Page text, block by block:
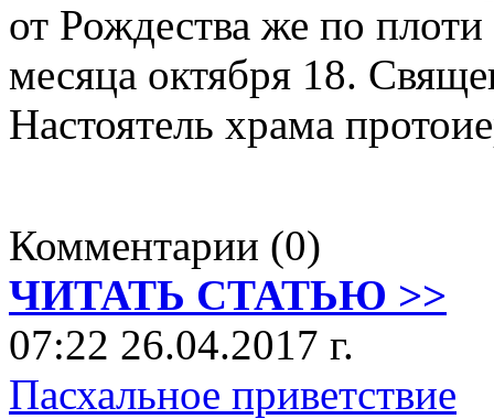
от Рождества же по
месяца октября 18.
Настоятель храма
Комментарии (0)
ЧИТАТЬ СТАТЬЮ >>
07:22 26.04.2017 г.
Пасхальное приветствие